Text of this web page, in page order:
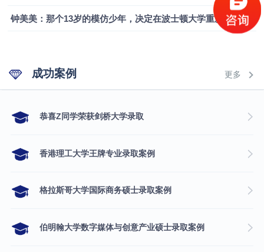
钟美美：那个13岁的模仿少年，决定在波士顿大学重新定义自己
成功案例 更多
​恭喜Z同学荣获剑桥大学录取
香港理工大学王牌专业录取案例
格拉斯哥大学国际商务硕士录取案例
伯明翰大学数字媒体与创意产业硕士录取案例